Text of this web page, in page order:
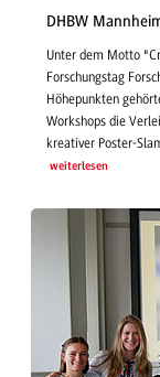
DHBW
Unter dem Motto
Forschungstag
Höhepunkten
Workshops die
kreativer Poster-
weiterlesen